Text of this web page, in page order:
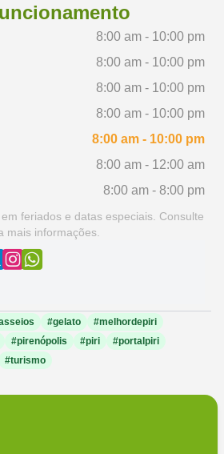
8:00 am - 10:00 pm
8:00 am - 10:00 pm
8:00 am - 10:00 pm
8:00 am - 10:00 pm
8:00 am - 10:00 pm
8:00 am - 12:00 am
8:00 am - 8:00 pm
feriados e datas especiais. Consulte
mais informações.
#gelato
#melhordepiri
#pirenópolis #piri
#portalpiri
#turismo